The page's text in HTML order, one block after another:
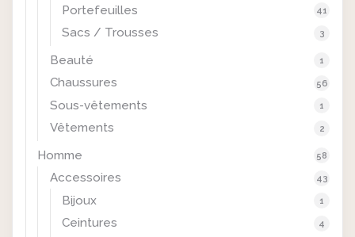
Portefeuilles 41
Sacs / Trousses 3
Beauté 1
Chaussures 56
Sous-vêtements 1
Vêtements 2
Homme 58
Accessoires 43
Bijoux 1
Ceintures 4
1
9